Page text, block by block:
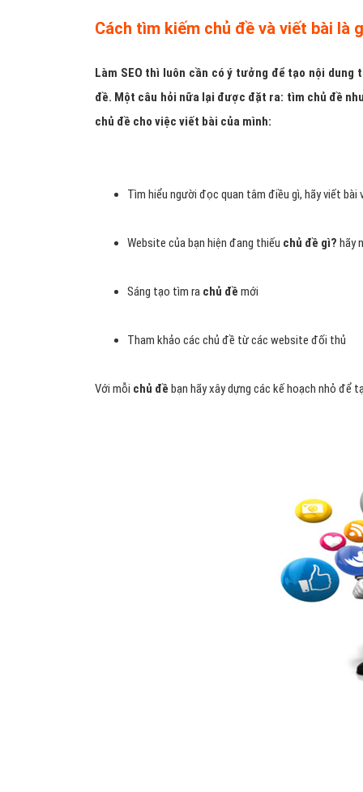
Cách tìm kiếm chủ đề và viết bài là
Làm SEO thì luôn cần có ý tưởng để tạo nội
đề. Một câu hỏi nữa lại được đặt ra: tìm chủ đề
chủ đề cho việc viết bài của mình:
Tìm hiểu người đọc quan tâm điều gì, hãy viết bài
Website của bạn hiện đang thiếu chủ đề gì? hãy
Sáng tạo tìm ra chủ đề mới
Tham khảo các chủ đề từ các website đối thủ
Với mỗi chủ đề bạn hãy xây dựng các kế hoạch nhỏ để